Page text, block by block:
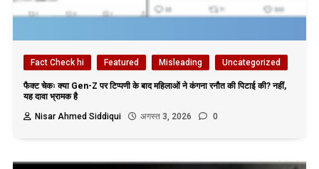
Fact Check hi Featured Misleading Uncategorized
फैक्ट चेकः क्या Gen-Z पर टिप्पणी के बाद महिलाओं ने कंगना रनौत की पिटाई की? नहीं,
यह दावा भ्रामक है
Nisar Ahmed Siddiqui
अगस्त 3, 2026 0